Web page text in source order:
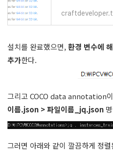
설치를 완료했으면,환경 변수에
추가한다.
그리고 COCO data annotation
이름.json > 파일이름_jq.json
그러면 아래와 같이 깔끔하게 정